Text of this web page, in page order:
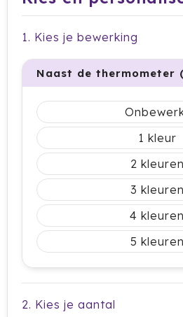
Reizen & Onderweg
Overige
Dag van de Medewerker
Dag van de Thuiswerker
ByOn
CamelBak
CaseLogic
Charles Dickens®
Circular&Co.
Circulware
Clique
Contigo
Correctbook
1. Kies je bewerking
Naast de thermometer
1
2
3
4
5
2. Kies je aantal